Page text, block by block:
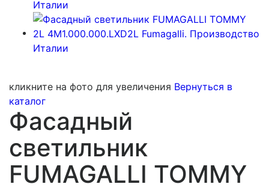
кликните на фото для увеличения Вернуться в
каталог
Фасадный
светильник
FUMAGALLI TOMMY